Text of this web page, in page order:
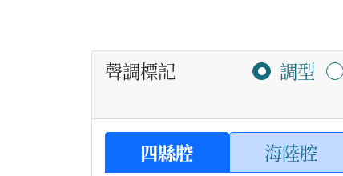
聲調標記 調型
四縣腔 海陸腔